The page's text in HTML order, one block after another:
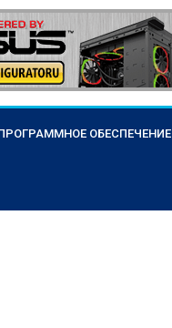
ОБЕСПЕЧЕНИЕ